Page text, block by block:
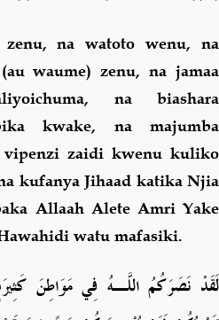
na watoto wenu, na
waume) zenu, na jamaa
na biashara
kwake, na majumba
zaidi kwenu kuliko
kufanya Jihaad katika Njia
Allaah Alete Amri Yake
watu mafasiki.
لَقَدْ نَصَرَكُمُ اللَّـهُ فِي مَوَاطِنَ